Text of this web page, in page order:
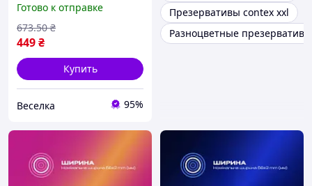
удовольствия латексные с
силиконовой смазкой 3
шт SPICY
Готово к отправке
449₴
673.50 ₴
Купить
Веселка 95%
Презервативы contex xxl
Разноцветные презервативы